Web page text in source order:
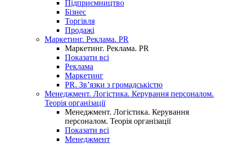
Підприємництво
Бізнес
Торгівля
Продажі
Маркетинг. Реклама. PR
Маркетинг. Реклама. PR
Показати всі
Реклама
Маркетинг
PR. Зв’язки з громадськістю
Менеджмент. Логістика. Керування персоналом.
Теорія організації
Менеджмент. Логістика. Керування
персоналом. Теорія організації
Показати всі
Менеджмент